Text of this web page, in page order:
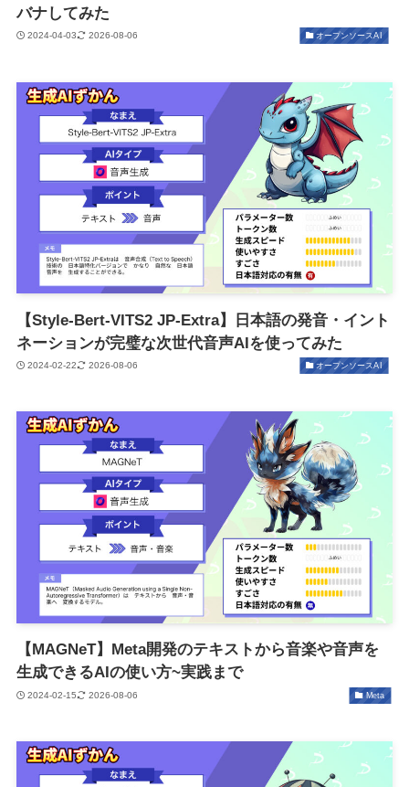
バナしてみた
2024-04-03 2026-08-06 オープンソースAI
【Style-Bert-VITS2 JP-Extra】日本語の発音・イント
ネーションが完璧な次世代音声AIを使ってみた
2024-02-22 2026-08-06 オープンソースAI
【MAGNeT】Meta開発のテキストから音楽や音声を
生成できるAIの使い方~実践まで
2024-02-15 2026-08-06 Meta